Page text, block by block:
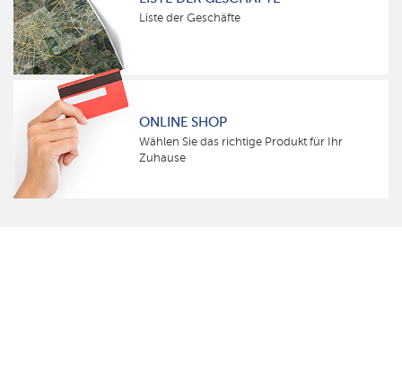
Liste der Geschäfte
ONLINE SHOP
Wählen Sie das richtige Produkt für Ihr
Zuhause